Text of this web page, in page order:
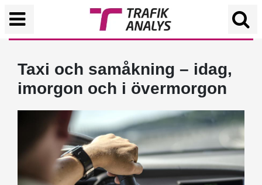
Taxi och samåkning – idag,
imorgon och i övermorgon